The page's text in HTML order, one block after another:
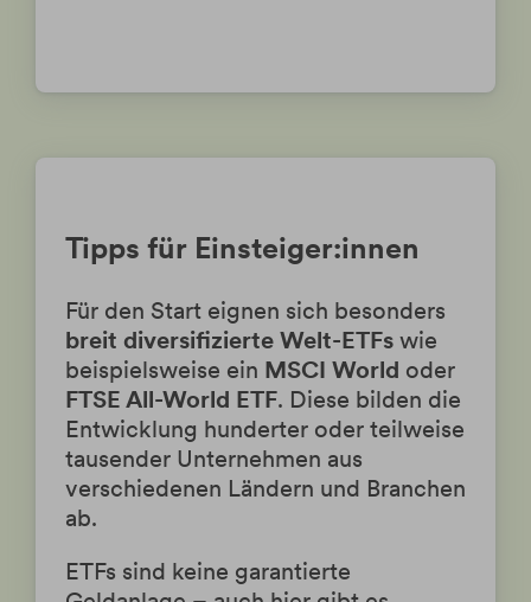
Tipps für Einsteiger:innen
Für den Start eignen sich besonders
breit diversifizierte Welt-ETFs wie
beispielsweise ein MSCI World oder
FTSE All-World ETF. Diese bilden die
Entwicklung hunderter oder teilweise
tausender Unternehmen aus
verschiedenen Ländern und Branchen
ab.
ETFs sind keine garantierte